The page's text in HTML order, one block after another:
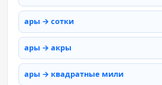
ары → сотки
ары → акры
ары → квадратные мили